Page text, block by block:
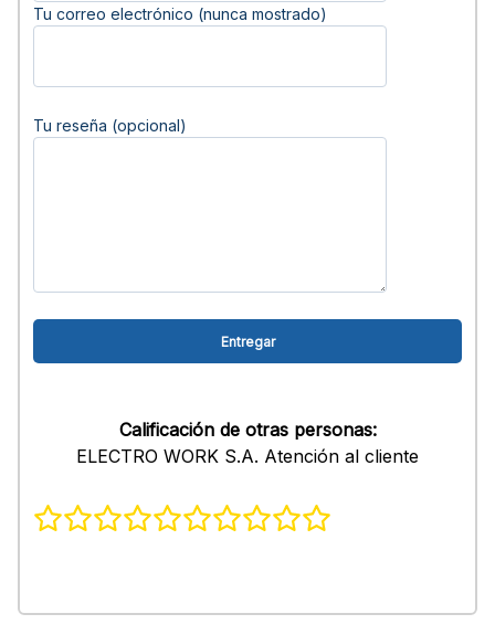
Tu correo electrónico (nunca mostrado)
Tu reseña (opcional)
Calificación de otras personas:
ELECTRO WORK S.A. Atención al cliente